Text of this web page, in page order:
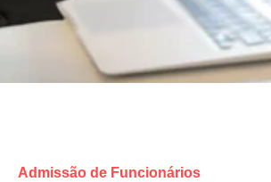
Admissão de Funcionários